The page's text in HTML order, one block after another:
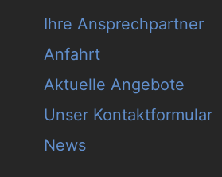
Ihre Ansprechpartner
Anfahrt
Aktuelle Angebote
Unser Kontaktformular
News